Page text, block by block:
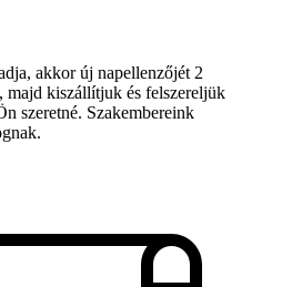
akkor új napellenzőjét 2
majd kiszállítjuk és felszereljük
szeretné. Szakembereink